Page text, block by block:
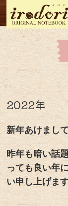
2022年
新年あけまし
昨年も暗い話
っても良い年
い申し上げま